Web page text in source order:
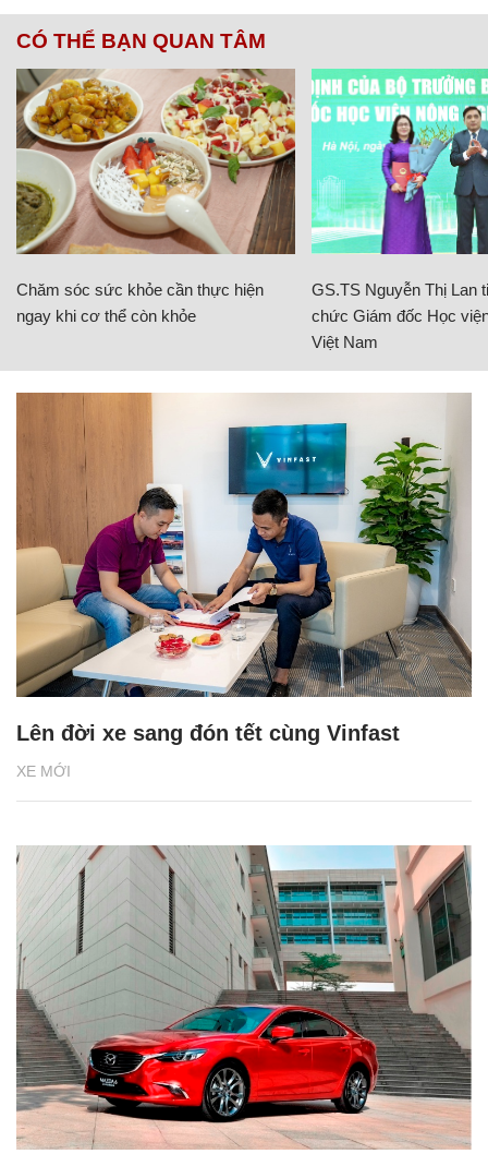
CÓ THỂ BẠN QUAN TÂM
Chăm sóc sức khỏe cần thực hiện
ngay khi cơ thể còn khỏe
GS.TS Nguyễn Thị Lan
chức Giám đốc Học
Việt Nam
XE MỚI
Lên đời xe sang đón tết cùng Vinfast